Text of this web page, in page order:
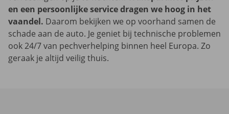
en een persoonlijke service dragen we hoog in het
vaandel. Daarom bekijken we op voorhand samen de
schade aan de auto. Je geniet bij technische problemen
ook 24/7 van pechverhelping binnen heel Europa. Zo
geraak je altijd veilig thuis.